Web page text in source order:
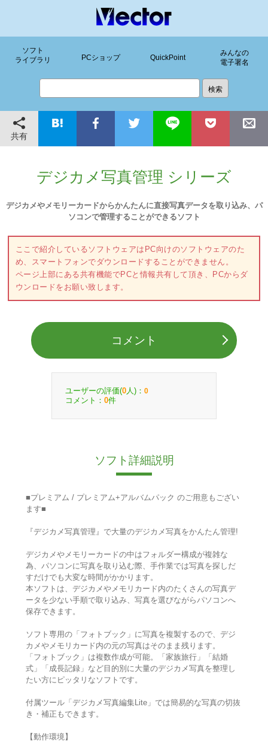
ソフト
ライブラリ
PCショップ QuickPoint
みんなの
電子署名
共有
デジカメ写真管理 シリーズ
デジカメやメモリーカードからかんたんに直接写真データを取り込み、パ
ソコンで管理することができるソフト
ここで紹介しているソフトウェアはPC向けのソフトウェアのた
め、スマートフォンでダウンロードすることができません。
ページ上部にある共有機能でPCと情報共有して頂き、PCからダ
ウンロードをお願い致します。
コメント
ユーザーの評価(0 人)： 0
コメント： 0件
ソフト詳細説明
■プレミアム / プレミアム+アルバムパック のご用意もござい
ます■
『デジカメ写真管理』で大量のデジカメ写真をかんたん管理!
デジカメやメモリーカードの中はフォルダー構成が複雑な
為、パソコンに写真を取り込む際、手作業では写真を探しだ
すだけでも大変な時間がかかります。
本ソフトは、デジカメやメモリカード内のたくさんの写真デ
ータを少ない手順で取り込み、写真を選びながらパソコンへ
保存できます。
ソフト専用の「フォトブック」に写真を複製するので、デジ
カメやメモリカード内の元の写真はそのまま残ります。
「フォトブック」は複数作成が可能。「家族旅行」「結婚
式」「成長記録」など目的別に大量のデジカメ写真を整理し
たい方にピッタリなソフトです。
付属ツール「デジカメ写真編集Lite」では簡易的な写真の切抜
き・補正もできます。
【動作環境】